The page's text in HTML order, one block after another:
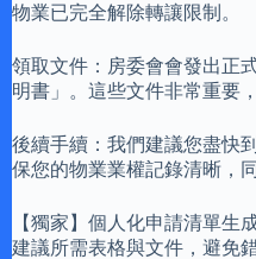
物業已完全解除轉讓限制。
領取文件：房委會會發出正
明書」。這些文件非常重要
後續手續：我們建議您盡快
保您的物業業權記錄清晰，
【獨家】個人化申請清單生
建議所需表格與文件，避免